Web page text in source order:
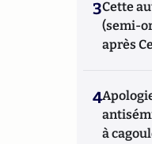
3Cette
(semi-
après
4
à